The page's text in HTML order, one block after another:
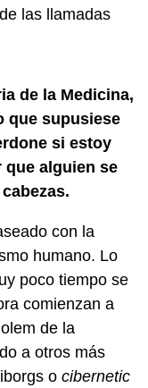
las llamadas
de la Medicina,
que supusiese
si estoy
alguien se
con la
humano. Lo
poco tiempo se
comienzan a
de la
a otros más
o cibernetic